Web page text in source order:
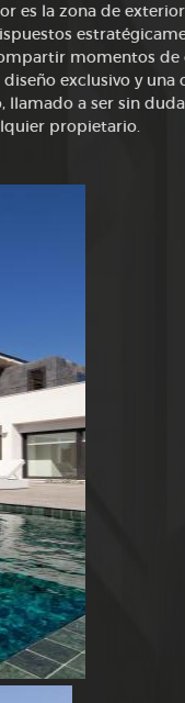
es la zona de exterior
momentos de
exclusivo y
a ser sin
propietario.